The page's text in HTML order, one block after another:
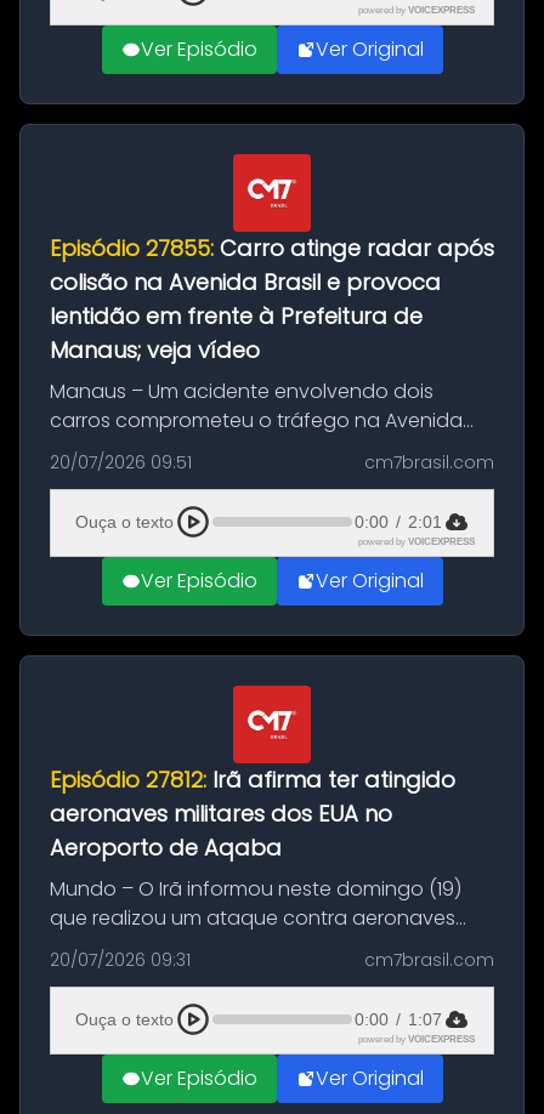
powered by VOICEXPRESS
Ver Episódio Ver Original
Episódio 27855: Carro atinge radar após
colisão na Avenida Brasil e provoca
lentidão em frente à Prefeitura de
Manaus; veja vídeo
Manaus – Um acidente envolvendo dois
carros comprometeu o tráfego na Avenida
Brasil durante a manhã desta segunda-feira
(20), em frente ao complexo da Prefeitura de
Manaus, na Zona Oeste. A batida ter...
20/07/2026 09:51 cm7brasil.com
Ouça o texto 0:00 / 2:01
powered by VOICEXPRESS
Ver Episódio Ver Original
Episódio 27812: Irã afirma ter atingido
aeronaves militares dos EUA no
Aeroporto de Aqaba
Mundo – O Irã informou neste domingo (19)
que realizou um ataque contra aeronaves
militares dos Estados Unidos estacionadas no
Aeroporto de Aqaba, na Jordânia, durante a
21ª fase da Operação Nasr 2. A...
20/07/2026 09:31 cm7brasil.com
Ouça o texto 0:00 / 1:07
powered by VOICEXPRESS
Ver Episódio Ver Original